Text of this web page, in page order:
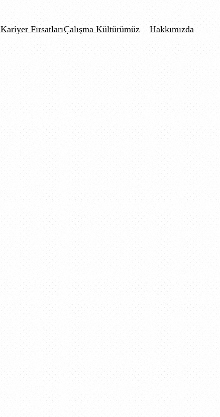
Kariyer FırsatlarıÇalışma Kültürümüz Hakkımızda